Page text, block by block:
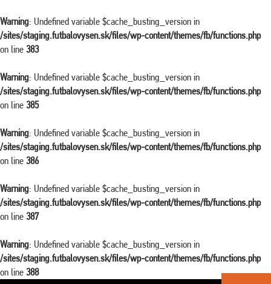
Warning: Undefined variable $cache_busting_version in
/sites/staging.futbalovysen.sk/files/wp-content/themes/fb/functions.php
on line 383
Warning: Undefined variable $cache_busting_version in
/sites/staging.futbalovysen.sk/files/wp-content/themes/fb/functions.php
on line 385
Warning: Undefined variable $cache_busting_version in
/sites/staging.futbalovysen.sk/files/wp-content/themes/fb/functions.php
on line 386
Warning: Undefined variable $cache_busting_version in
/sites/staging.futbalovysen.sk/files/wp-content/themes/fb/functions.php
on line 387
Warning: Undefined variable $cache_busting_version in
/sites/staging.futbalovysen.sk/files/wp-content/themes/fb/functions.php
on line 388